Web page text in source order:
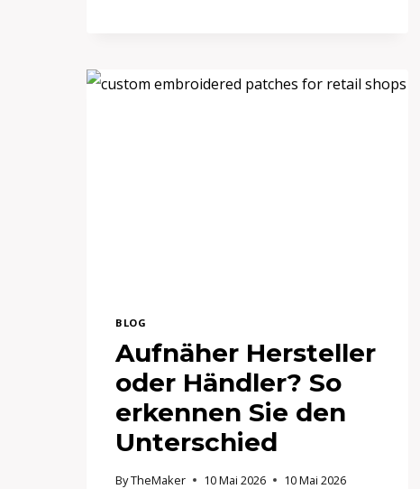
WIRKLICH
BLOG
Aufnäher Hersteller
oder Händler? So
erkennen Sie den
Unterschied
ByTheMaker 10 Mai 2026 10 Mai 2026